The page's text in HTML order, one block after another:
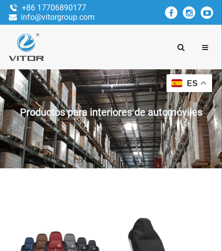
+86 17706890177
info@vitorgroup.com
Productos para interiores de automóviles
ES